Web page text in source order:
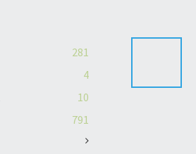
281
4
10
791